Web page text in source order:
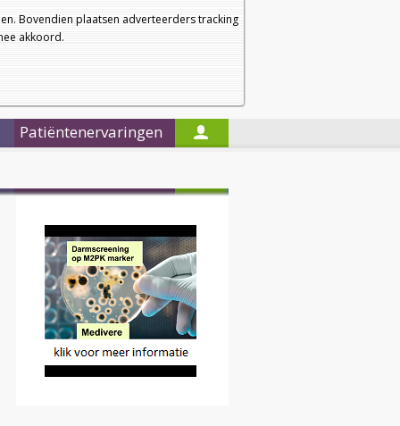
Bovendien plaatsen adverteerders tracking
akkoord.
a
a
Nieuwsbrief
Startpagina
Patiëntenervaringen